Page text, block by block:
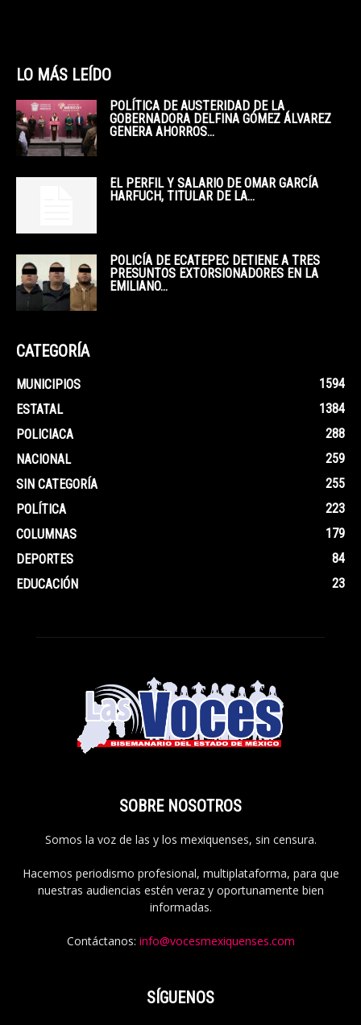
LO MÁS LEÍDO
POLÍTICA DE AUSTERIDAD DE LA
GOBERNADORA DELFINA GÓMEZ ÁLVAREZ
GENERA AHORROS...
EL PERFIL Y SALARIO DE OMAR GARCÍA
HARFUCH, TITULAR DE LA...
POLICÍA DE ECATEPEC DETIENE A TRES
PRESUNTOS EXTORSIONADORES EN LA
EMILIANO...
CATEGORÍA
MUNICIPIOS
1594
ESTATAL
1384
POLICIACA
288
NACIONAL
259
SIN CATEGORÍA
255
POLÍTICA
223
COLUMNAS
179
DEPORTES
84
EDUCACIÓN
23
SOBRE NOSOTROS
Somos la voz de las y los mexiquenses, sin censura.
Hacemos periodismo profesional, multiplataforma, para que
nuestras audiencias estén veraz y oportunamente bien
informadas.
Contáctanos: info@vocesmexiquenses.com
SÍGUENOS